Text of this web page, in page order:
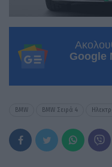
Google
BMW BMW Σειρά 4